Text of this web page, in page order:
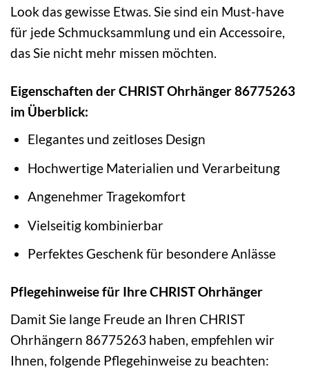
Look das gewisse Etwas. Sie sind ein Must-have
für jede Schmucksammlung und ein Accessoire,
das Sie nicht mehr missen möchten.
Eigenschaften der CHRIST Ohrhänger 86775263
im Überblick:
Elegantes und zeitloses Design
Hochwertige Materialien und Verarbeitung
Angenehmer Tragekomfort
Vielseitig kombinierbar
Perfektes Geschenk für besondere Anlässe
Pflegehinweise für Ihre CHRIST Ohrhänger
Damit Sie lange Freude an Ihren CHRIST
Ohrhängern 86775263 haben, empfehlen wir
Ihnen, folgende Pflegehinweise zu beachten: